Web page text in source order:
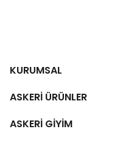
KURUMSAL
ASKERİ ÜRÜNLER
ASKERİ GİYİM